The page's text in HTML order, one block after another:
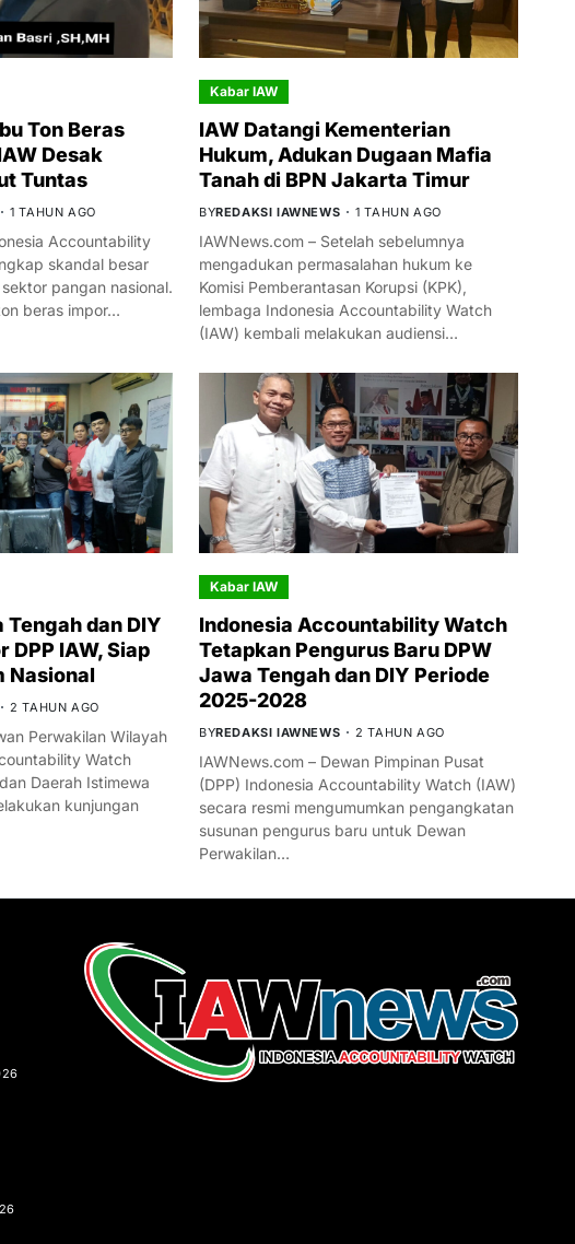
Ton Beras
Desak
Tuntas
1 TAHUN AGO
Accountability
skandal besar
pangan nasional.
beras impor…
Kabar IAW
IAW Datangi Kementerian
Hukum, Adukan Dugaan Mafia
Tanah di BPN Jakarta Timur
BYREDAKSI IAWNEWS 1 TAHUN AGO
IAWNews.com – Setelah sebelumnya
mengadukan permasalahan hukum ke
Komisi Pemberantasan Korupsi (KPK),
lembaga Indonesia Accountability Watch
(IAW) kembali melakukan audiensi…
Tengah dan DIY
DPP IAW, Siap
Nasional
2 TAHUN AGO
Perwakilan Wilayah
Watch
Daerah Istimewa
kunjungan
Kabar IAW
Indonesia Accountability Watch
Tetapkan Pengurus Baru DPW
Jawa Tengah dan DIY Periode
2025-2028
BYREDAKSI IAWNEWS 2 TAHUN AGO
IAWNews.com – Dewan Pimpinan Pusat
(DPP) Indonesia Accountability Watch (IAW)
secara resmi mengumumkan pengangkatan
susunan pengurus baru untuk Dewan
Perwakilan…